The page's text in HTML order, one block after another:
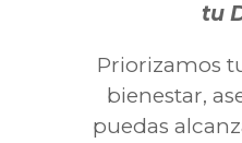
tu
Priorizamos
bienestar,
puedas